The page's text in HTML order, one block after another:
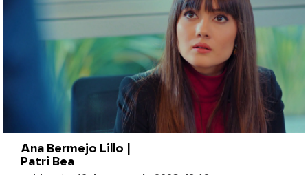
¡Halit se la devuelve a Alihan!: Zerrin le
cede sus acciones y nombra a Zeynep
copresidenta de la empresa
Ana Bermejo Lillo |
Patri Bea